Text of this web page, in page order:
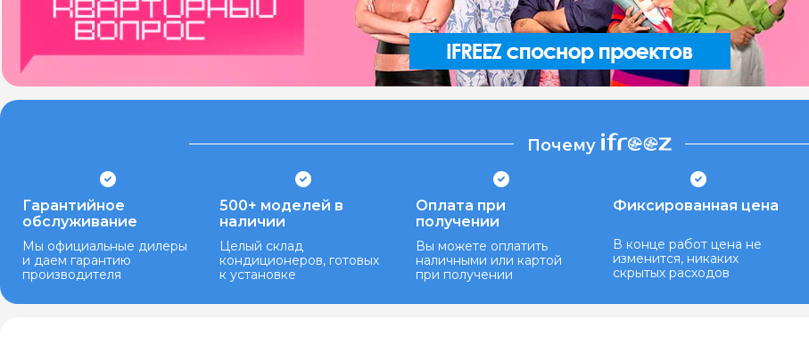
Почему
Гарантийное
обслуживание
Мы официальные дилеры
и даем гарантию
производителя
500+ моделей в
наличии
Целый склад
кондиционеров, готовых
к установке
Оплата при
получении
Вы можете оплатить
наличными или картой
при получении
Фиксированная цена
В конце работ цена не
изменится, никаких
скрытых расходов